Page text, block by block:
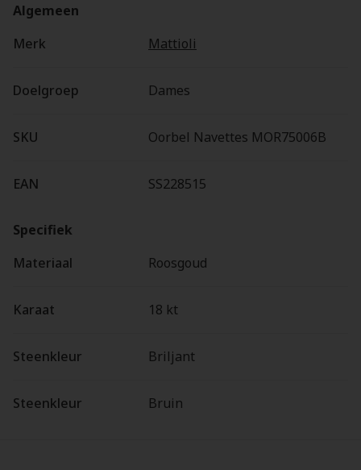
Algemeen
Merk
Mattioli
Doelgroep Dames
SKU Oorbel Navettes MOR75006B
EAN SS228515
Specifiek
Materiaal
Roosgoud
Karaat 18 kt
Steenkleur Briljant
Steenkleur Bruin